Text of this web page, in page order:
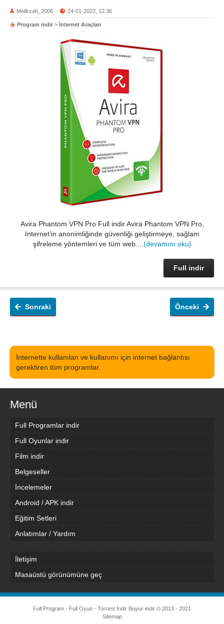
Meliksah_2006 24-01-2023, 12:36
Program indir > İnternet Araçları
Avira Phantom VPN Pro Full indir Avira Phantom VPN Pro,
Internet'in anonimliğinde güvenliği geliştirmeye, sağlam
şifreleme yöntemleri ve tüm web.... (devamını oku)
Full indir
Önceki
Sonraki
İnternette kullanılan ve kullanımı için internet bağlantısı
gerektiren tüm programlar.
Menü
Full Programlar indir
Full Oyunlar indir
Film indir
Belgeseller
İncelemeler
Android / APK indir
Eğitim Setleri
Anlatımlar / Yardım
İletişim
Masaüstü görünümüne geç
Full Program - Full Oyun - Torrent İndir Buyur-indir © 2013 - 2021
Sitemap